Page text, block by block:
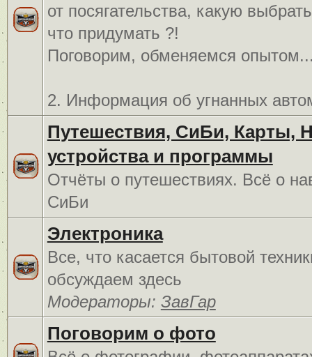
от посягательства, какую
что придумать ?!
Поговорим, обменяемся
2. Информация об угнанных
Путешествия, СиБи, Карты,
устройства и программы
Отчёты о путешествиях. Всё о
СиБи
Электроника
Все, что касается бытовой
обсуждаем здесь
Модераторы: ЗавГар
Поговорим о фото